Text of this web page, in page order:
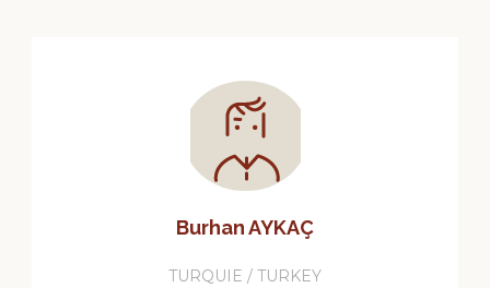
Burhan AYKAÇ
TURQUIE / TURKEY